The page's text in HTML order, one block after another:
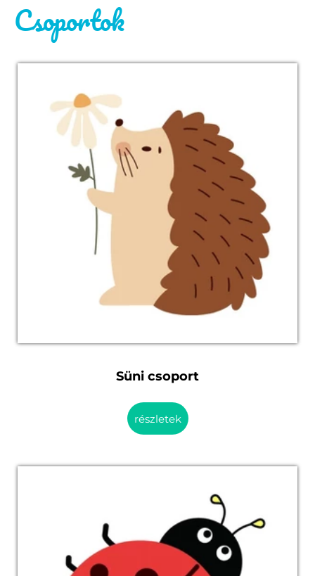
Csoportok
Süni csoport
részletek